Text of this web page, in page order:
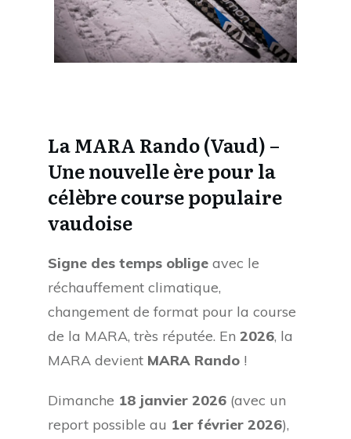
La MARA Rando (Vaud) –
Une nouvelle ère pour la
célèbre course populaire
vaudoise
Signe des temps oblige avec le
réchauffement climatique,
changement de format pour la course
de la MARA, très réputée. En 2026, la
MARA devient MARA Rando !
Dimanche 18 janvier 2026 (avec un
report possible au 1er février 2026),